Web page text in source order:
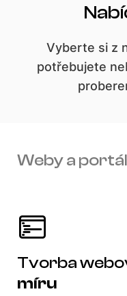
Vyberte si z
potřebujete
Weby a
Tvorba
míru